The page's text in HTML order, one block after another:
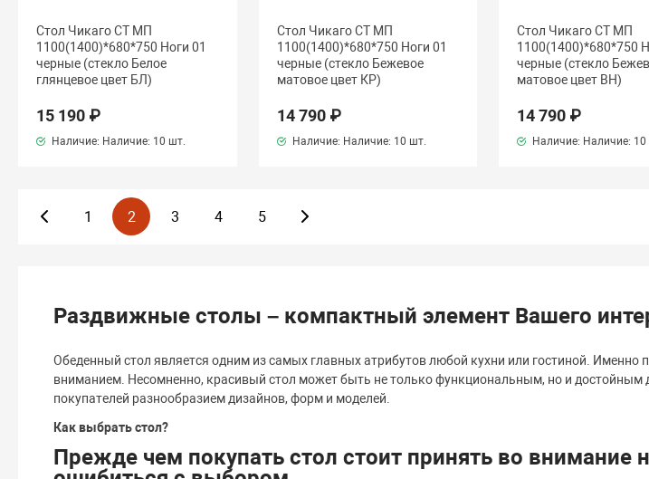
Стол Чикаго СТ МП
1100(1400)*680*750 Ноги 01
черные (стекло Белое
глянцевое цвет БЛ)
15 190 ₽
Наличие: Наличие: 10 шт.
Стол Чикаго СТ МП
1100(1400)*680*750 Ноги 01
черные (стекло Бежевое
матовое цвет КР)
14 790 ₽
Наличие: Наличие: 10 шт.
Стол Чикаго СТ МП
1100(1400)*680*750
черные (стекло
матовое цвет ВН)
14 790 ₽
Наличие: Наличие: 10
1 2 3 4 5
Раздвижные столы – компактный элемент Вашего
Обеденный стол является одним из самых главных атрибутов любой кухни или гостиной. Именно
вниманием. Несомненно, красивый стол может быть не только функциональным, но и
покупателей разнообразием дизайнов, форм и моделей.
Как выбрать стол?
Прежде чем покупать стол стоит принять во внимание